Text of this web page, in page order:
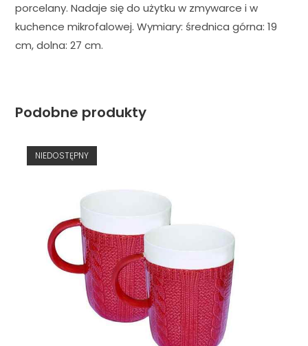
porcelany. Nadaje się do użytku w zmywarce i w
kuchence mikrofalowej. Wymiary: średnica górna: 19
cm, dolna: 27 cm.
Podobne produkty
NIEDOSTĘPNY